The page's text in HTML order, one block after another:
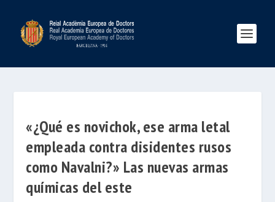
«¿Qué es novichok, ese arma letal
empleada contra disidentes rusos
como Navalni?» Las nuevas armas
químicas del este